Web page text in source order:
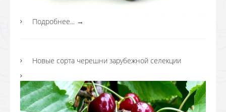
Подробнее... →
Новые сорта черешни зарубежной селекции